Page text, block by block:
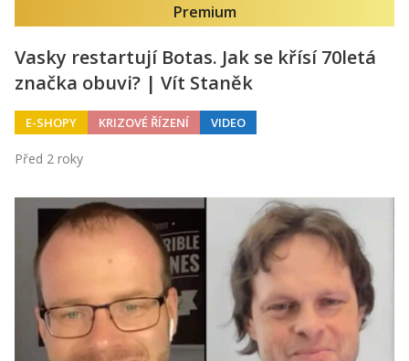
Premium
Vasky restartují Botas. Jak se křísí 70letá
značka obuvi? | Vít Staněk
E-SHOPY KRIZOVÉ ŘÍZENÍ VIDEO
Před 2 roky